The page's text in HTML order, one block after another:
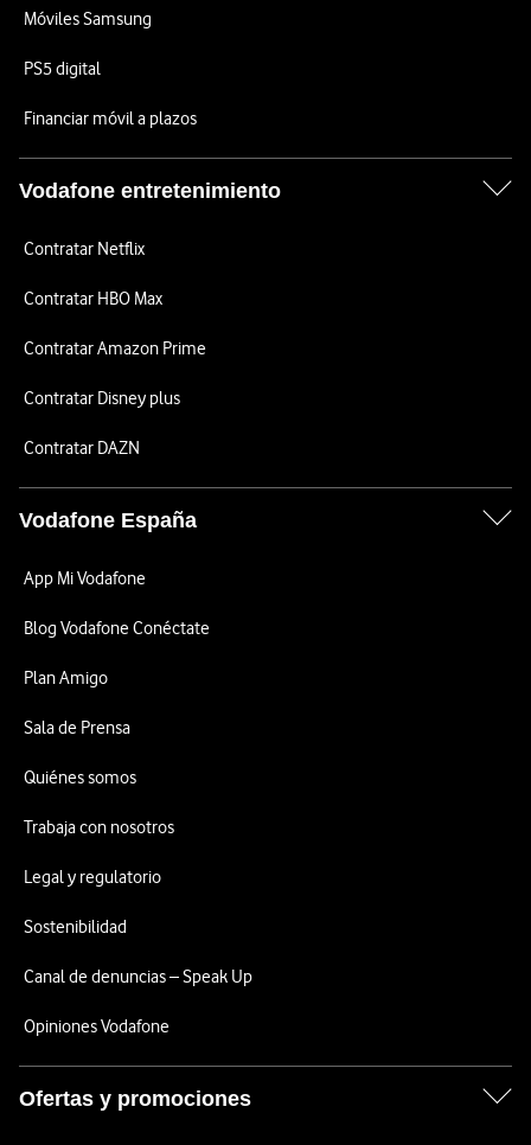
Móviles Samsung
PS5 digital
Financiar móvil a plazos
Vodafone entretenimiento
Contratar Netflix
Contratar HBO Max
Contratar Amazon Prime
Contratar Disney plus
Contratar DAZN
Vodafone España
App Mi Vodafone
Blog Vodafone Conéctate
Plan Amigo
Sala de Prensa
Quiénes somos
Trabaja con nosotros
Legal y regulatorio
Sostenibilidad
Canal de denuncias – Speak Up
Opiniones Vodafone
Ofertas y promociones